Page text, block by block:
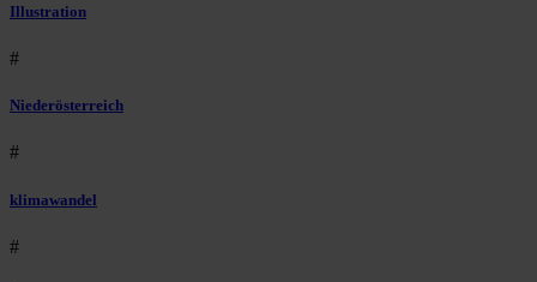
Illustration
#
Niederösterreich
#
klimawandel
#